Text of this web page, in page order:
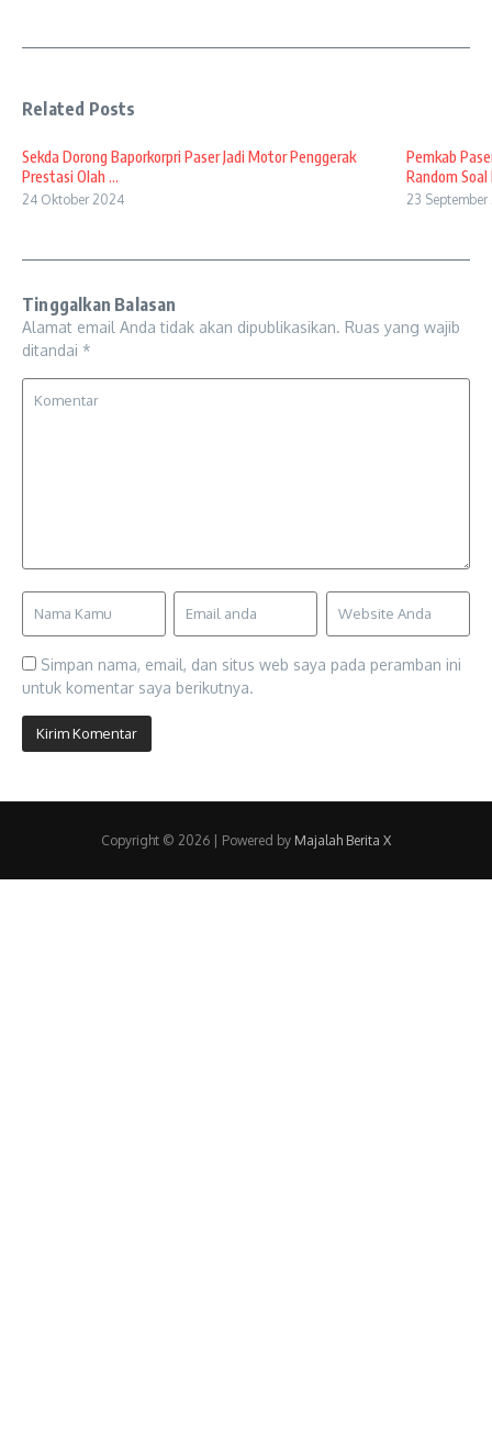
Related Posts
Sekda Dorong Baporkorpri Paser Jadi Motor Penggerak
Prestasi Olah ...
24 Oktober 2024
Pemkab
Random Soal
23
Tinggalkan Balasan
Alamat email Anda tidak akan dipublikasikan. Ruas yang wajib
ditandai *
Simpan nama, email, dan situs web saya pada peramban ini
untuk komentar saya berikutnya.
Copyright © 2026 | Powered by Majalah Berita X